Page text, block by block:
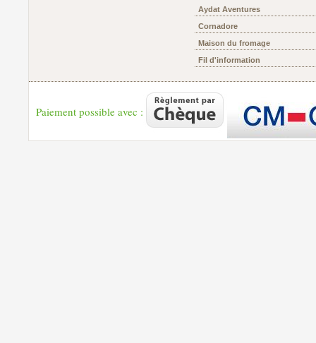
Aydat Aventures
Cornadore
Maison du fromage
Fil d'information
Paiement possible avec :